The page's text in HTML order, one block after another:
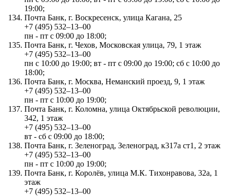
19:00;
Почта Банк, г. Воскресенск, улица Кагана, 25
+7 (495) 532‒13‒00
пн - пт с 09:00 до 18:00;
Почта Банк, г. Чехов, Московская улица, 79, 1 этаж
+7 (495) 532‒13‒00
пн с 10:00 до 19:00; вт - пт с 09:00 до 19:00; сб с 10:00 до
18:00;
Почта Банк, г. Москва, Неманский проезд, 9, 1 этаж
+7 (495) 532‒13‒00
пн - пт с 10:00 до 19:00;
Почта Банк, г. Коломна, улица Октябрьской революции,
342, 1 этаж
+7 (495) 532‒13‒00
вт - сб с 09:00 до 18:00;
Почта Банк, г. Зеленоград, Зеленоград, к317а ст1, 2 этаж
+7 (495) 532‒13‒00
пн - пт с 10:00 до 19:00;
Почта Банк, г. Королёв, улица М.К. Тихонравова, 32а, 1
этаж
+7 (495) 532‒13‒00